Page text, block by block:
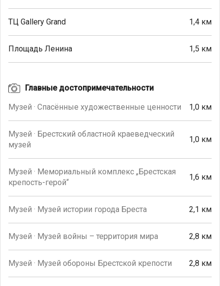
ТЦ Gallery Grand 1,4 км
Площадь Ленина 1,5 км
Главные достопримечательности
Музей · Спасённые художественные ценности 1,0 км
Музей · Брестский областной краеведческий
музей
1,0 км
Музей · Мемориальный комплекс „Брестская
крепость-герой“
1,6 км
Музей · Музей истории города Бреста 2,1 км
Музей · Музей войны – территория мира 2,8 км
Музей · Музей обороны Брестской крепости 2,8 км